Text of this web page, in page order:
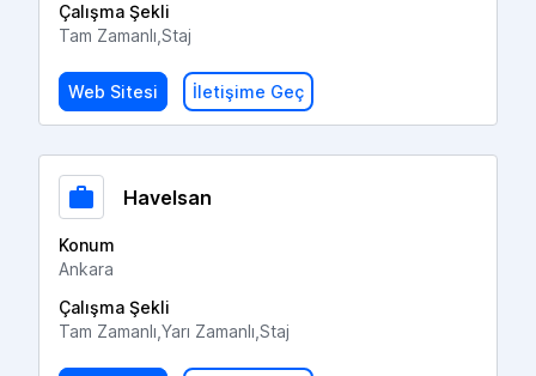
Çalışma Şekli
Tam Zamanlı,Staj
Web Sitesi İletişime Geç
Havelsan
Konum
Ankara
Çalışma Şekli
Tam Zamanlı,Yarı Zamanlı,Staj